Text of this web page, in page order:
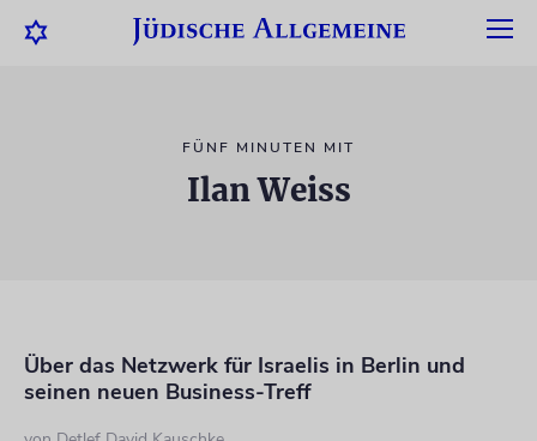
FÜNF MINUTEN MIT
Ilan Weiss
Über das Netzwerk für Israelis in Berlin und
seinen neuen Business-Treff